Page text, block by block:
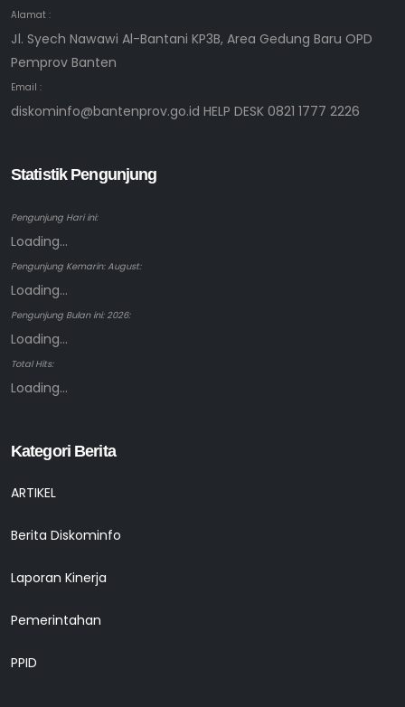
Alamat :
Jl. Syech Nawawi Al-Bantani KP3B, Area Gedung Baru OPD
Pemprov Banten
Email :
diskominfo@bantenprov.go.id HELP DESK 0821 1777 2226
Statistik Pengunjung
Pengunjung Hari ini:
Loading...
Pengunjung Kemarin: August:
Loading...
Pengunjung Bulan ini: 2026:
Loading...
Total Hits:
Loading...
Kategori Berita
ARTIKEL
Berita Diskominfo
Laporan Kinerja
Pemerintahan
PPID